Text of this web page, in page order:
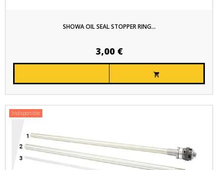
SHOWA OIL SEAL STOPPER RING...
3,00 €

Indisponible